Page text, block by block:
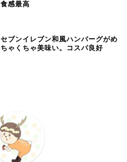
食感最高
セブンイレブン和風ハンバーグがめ
ちゃくちゃ美味い。コスパ良好